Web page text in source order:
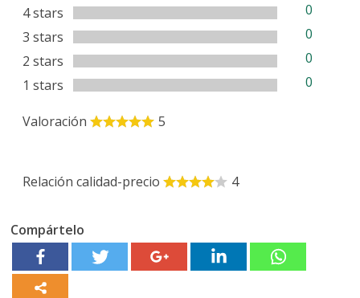
4 stars
0
3 stars
0
2 stars
0
1 stars
0
Valoración 5
Relación calidad-precio 4
Compártelo